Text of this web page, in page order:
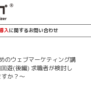
入に関するお問い合わせ
のウェブマーケティング講
遊(後編) 求職者が検討し
か？～